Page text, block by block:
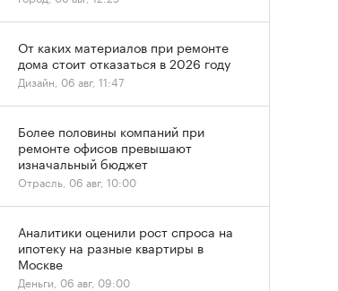
От каких материалов при ремонте
дома стоит отказаться в 2026 году
Дизайн, 06 авг, 11:47
Более половины компаний при
ремонте офисов превышают
изначальный бюджет
Отрасль, 06 авг, 10:00
Аналитики оценили рост спроса на
ипотеку на разные квартиры в
Москве
Деньги, 06 авг, 09:00